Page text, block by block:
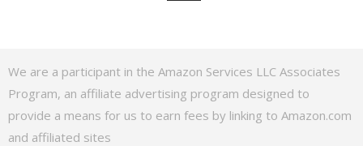
We are a participant in the Amazon Services LLC Associates
Program, an affiliate advertising program designed to
provide a means for us to earn fees by linking to Amazon.com
and affiliated sites